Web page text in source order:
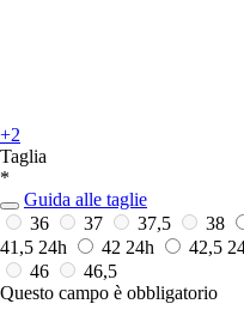
+2
Taglia
*
Guida alle taglie
36
37 37,5 38
41,5 24h 42 24h 42,5
46
46,5
Questo campo è obbligatorio